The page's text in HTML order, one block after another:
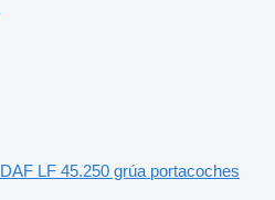
DAF LF 45.250 grúa portacoches